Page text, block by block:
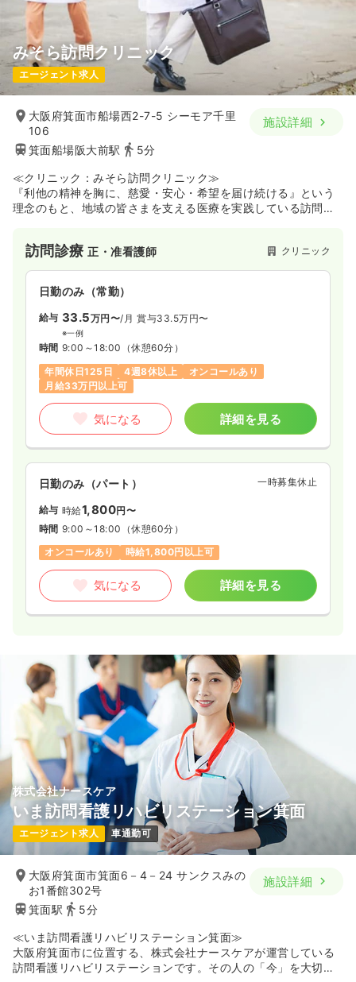
みそら訪問クリニック
エージェント求人
大阪府箕面市船場西2-7-5 シーモア千里
106
箕面船場阪大前駅
5分
施設詳細
≪クリニック：みそら訪問クリニック≫
『利他の精神を胸に、慈愛・安心・希望を届け続ける』という
理念のもと、地域の皆さまを支える医療を実践している訪問診
たい方に適した環境です。新人プログラムや独り立ちまでの同
行研修が完備されているため、訪問診療が未経験の方や経験の
浅い方も安心して挑戦できます。また、年間休日125日以上に
加えて誕生日休暇や子育て支援金、診療費補助といった独自の
福利厚生が非常に充実しており、私生活を大切にしながら長く
働き続けたい方にぴったりの職場です。
訪問診療正・准看護師 クリニック
日勤のみ（常勤）
給与 33.5万円〜/月 賞与33.5万円〜
※一例
時間 9:00～18:00 （休憩60分）
年間休日125日
4週8休以上
オンコールあり
月給33万円以上可
気になる 詳細を見る
日勤のみ（パート） 一時募集休止
給与 時給1,800円〜
時間 9:00～18:00 （休憩60分）
オンコールあり
時給1,800円以上可
気になる 詳細を見る
株式会社ナースケア
いま訪問看護リハビリステーション箕面
エージェント求人 車通勤可
大阪府箕面市箕面6－4－24 サンクスみの
お1番館302号
箕面駅
5分
施設詳細
≪いま訪問看護リハビリステーション箕面≫
大阪府箕面市に位置する、株式会社ナースケアが運営している
訪問看護リハビリステーションです。その人の「今」を大切